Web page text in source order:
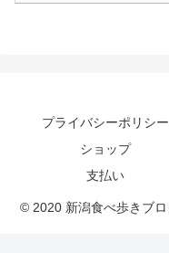
プライバシーポリシー
ショップ
支払い
© 2020 新潟食べ歩きブ